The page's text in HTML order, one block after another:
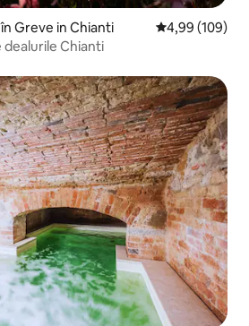
Greve in Chianti Scor mediu de
4,99 (109)
dealurile Chianti